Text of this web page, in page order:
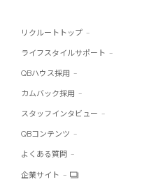
リクルートトップ
ライフスタイルサポート
QBハウス採用
カムバック採用
スタッフインタビュー
QBコンテンツ
よくある質問
企業サイト